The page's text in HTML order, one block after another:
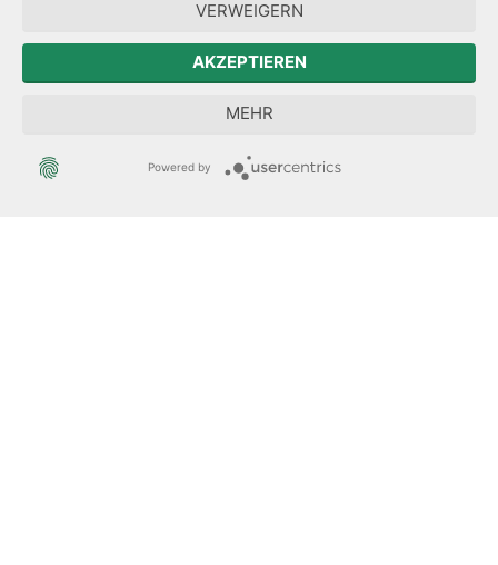
Forum Mitteleuropa
Der Sächsische Integrationsbeauftragte
Sächsische Landesbeauftragte zur Aufarbeitung der SED-
VERWEIGERN
AKZEPTIEREN
MEHR
Powered by